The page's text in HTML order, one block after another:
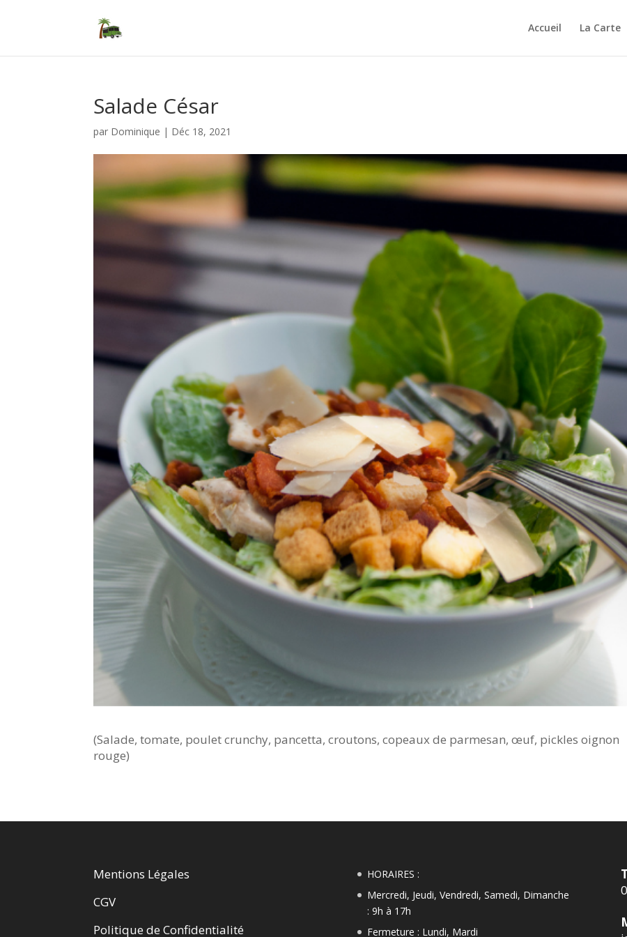
Accueil La Carte
Salade César
par Dominique | Déc 18, 2021
(Salade, tomate, poulet crunchy, pancetta, croutons, copeaux de parmesan, œuf, pickles oignon
rouge)
Mentions Légales
CGV
Politique de Confidentialité
HORAIRES :
Mercredi, Jeudi, Vendredi, Samedi, Dimanche
: 9h à 17h
Fermeture : Lundi, Mardi